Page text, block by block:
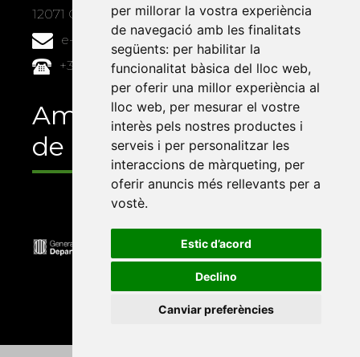
per millorar la vostra experiència
de navegació amb les finalitats
següents: per habilitar la
funcionalitat bàsica del lloc web,
per oferir una millor experiència al
lloc web, per mesurar el vostre
interès pels nostres productes i
serveis i per personalitzar les
interaccions de màrqueting, per
oferir anuncis més rellevants per a
vostè.
Estic d’acord
Declino
Canviar preferències
12071 Castelló de la Plana
e-buc@vives.org
+34 964 72 89 93
Amb el suport
de